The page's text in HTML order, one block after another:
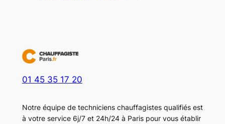
01 45 35 17 20
Notre équipe de techniciens chauffagistes qualifiés est
à votre service 6j/7 et 24h/24 à Paris pour vous établir